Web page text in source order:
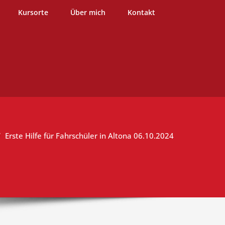
Kursorte Über mich Kontakt
Erste Hilfe für Fahrschüler in Altona 06.10.2024